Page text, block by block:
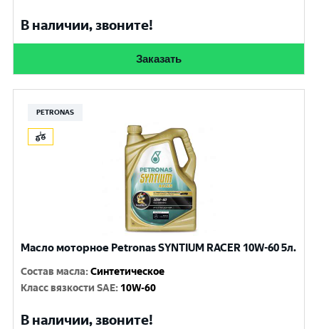
В наличии, звоните!
Заказать
PETRONAS
Масло моторное Petronas SYNTIUM RACER 10W-60 5л.
Состав масла:Синтетическое
Класс вязкости SAE: 10W-60
В наличии, звоните!